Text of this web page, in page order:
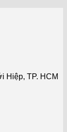
Hiệp, TP. HCM